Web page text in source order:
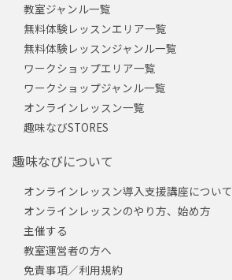
教室ジャンル一覧
無料体験レッスンエリア一覧
無料体験レッスンジャンル一覧
ワークショップエリア一覧
ワークショップジャンル一覧
オンラインレッスン一覧
趣味なびSTORES
趣味なびについて
オンラインレッスン導入支援講座について
オンラインレッスンのやり方、始め方
主催する
教室運営者の方へ
免責事項／利用規約